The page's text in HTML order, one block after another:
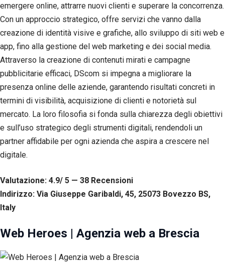
emergere online, attrarre nuovi clienti e superare la concorrenza.
Con un approccio strategico, offre servizi che vanno dalla
creazione di identità visive e grafiche, allo sviluppo di siti web e
app, fino alla gestione del web marketing e dei social media.
Attraverso la creazione di contenuti mirati e campagne
pubblicitarie efficaci, DScom si impegna a migliorare la
presenza online delle aziende, garantendo risultati concreti in
termini di visibilità, acquisizione di clienti e notorietà sul
mercato. La loro filosofia si fonda sulla chiarezza degli obiettivi
e sull’uso strategico degli strumenti digitali, rendendoli un
partner affidabile per ogni azienda che aspira a crescere nel
digitale.
Valutazione: 4.9/ 5 — 38 Recensioni
Indirizzo: Via Giuseppe Garibaldi, 45, 25073 Bovezzo BS,
Italy
Web Heroes | Agenzia web a Brescia
non sono
facoltativi.
Sono
necessari per il
corretto
funzionamento
Statistiche
Per
di
migliorare
funzionalità
struttura
web, in
web